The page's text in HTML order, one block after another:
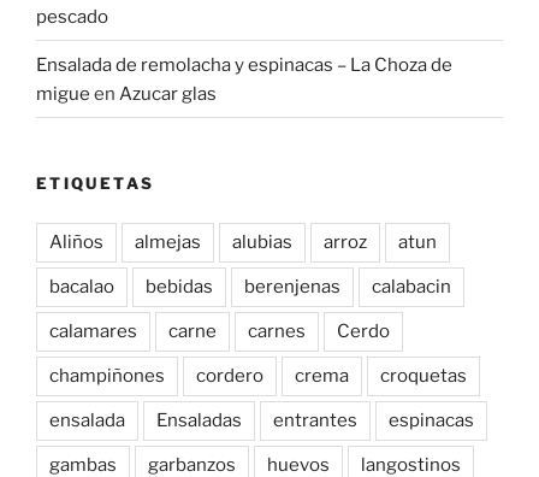
pescado
Ensalada de remolacha y espinacas – La Choza de
migue en Azucar glas
ETIQUETAS
Aliños almejas alubias arroz atun
bacalao bebidas berenjenas calabacin
calamares carne carnes Cerdo
champiñones cordero crema croquetas
ensalada Ensaladas entrantes espinacas
gambas garbanzos huevos langostinos